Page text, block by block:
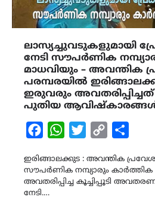
ലാസ്യച്ചുവടുകളുമായി
നേടി സൗപർണിക
മാധവിയും – അവന്തിക
പരമ്പരയിൽ
ഇരുവരും അവതരിപ്പിച്ചത്
പുതിയ
FacebookWhatsAppTwitterCopy
ഇരിങ്ങാലക്കുട : അവന്തിക
സൗപർണിക നമ്പ്യാരും കാർത്തിക
അവതരിപ്പിച്ച കൂച്ചിപ്പൂടി
നേടി.…